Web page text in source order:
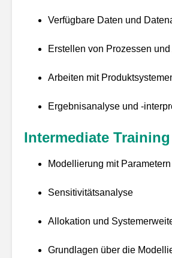
Verfügbare Daten und
Erstellen von Prozessen
Arbeiten mit
Ergebnisanalyse und -
Intermediate
Modellierung mit Parametern
Sensitivitätsanalyse
Allokation und
Grundlagen über die